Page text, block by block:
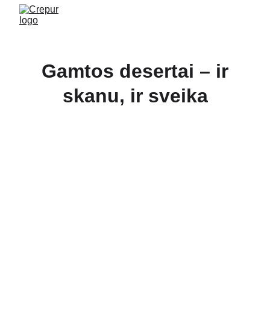
Gamtos desertai – ir
skanu, ir sveika